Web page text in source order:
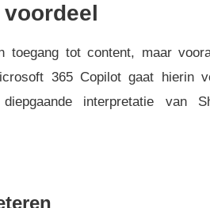
toegang tot content, maar
365 Copilot gaat hierin
interpretatie van